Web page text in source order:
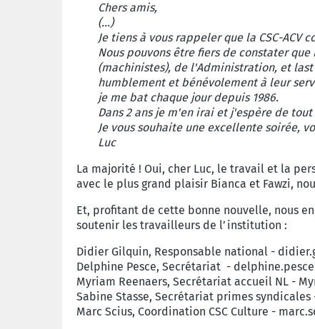
Chers amis,
(...)
Je tiens à vous rappeler que la CSC-
Nous pouvons être fiers de constater
(machinistes), de l'Administration, et
humblement et bénévolement à leur
je me bat chaque jour depuis 1986.
Dans 2 ans je m'en irai et j'espère de
Je vous souhaite une excellente soirée,
Luc
La majorité ! Oui, cher Luc, le travail et la
avec le plus grand plaisir Bianca et Fawzi,
Et, profitant de cette bonne nouvelle, nous
soutenir les travailleurs de l’institution :
Didier Gilquin, Responsable national -
Delphine Pesce, Secrétariat -
Myriam Reenaers, Secrétariat accueil NL -
Sabine Stasse, Secrétariat primes syndicales
Marc Scius, Coordination CSC Culture -